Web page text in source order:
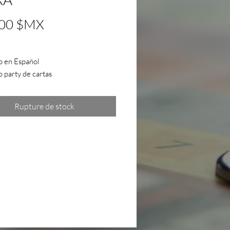
$MX
en Español
party de cartas
2019
Rupture de stock